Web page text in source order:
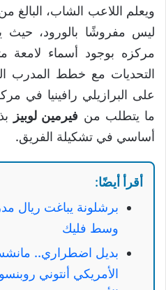
ليس مفروشًا بالورود،
مركزه بوجود أسماء لامعة
التحديات مع خطط المدرب
على البرازيلي رافينيا في
ما يتطلب من فيرمين لوبيز
أساسي في تشكيلة الفريق.
أقرأ أيضًا:
برشلونة يباغت ريال
وسط فليك
بديل اضطراري..
الأمريكي أنتوني